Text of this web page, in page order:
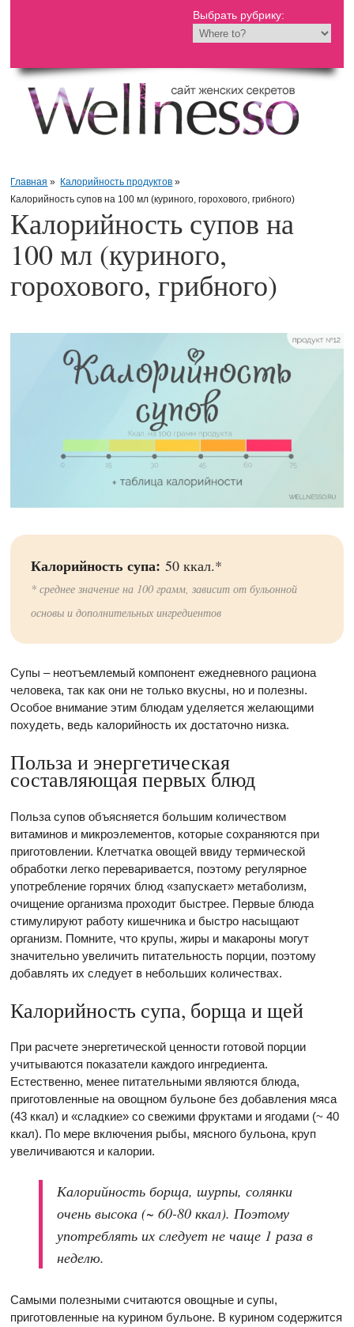
Выбрать рубрику:
Главная » Калорийность продуктов »
Калорийность супов на 100 мл (куриного, горохового, грибного)
Калорийность супов на
100 мл (куриного,
горохового, грибного)
Калорийность супа: 50 ккал.*
* среднее значение на 100 грамм, зависит от бульонной
основы и дополнительных ингредиентов
Супы – неотъемлемый компонент ежедневного рациона
человека, так как они не только вкусны, но и полезны.
Особое внимание этим блюдам уделяется желающими
похудеть, ведь калорийность их достаточно низка.
Польза и энергетическая
составляющая первых блюд
Польза супов объясняется большим количеством
витаминов и микроэлементов, которые сохраняются при
приготовлении. Клетчатка овощей ввиду термической
обработки легко переваривается, поэтому регулярное
употребление горячих блюд «запускает» метаболизм,
очищение организма проходит быстрее. Первые блюда
стимулируют работу кишечника и быстро насыщают
организм. Помните, что крупы, жиры и макароны могут
значительно увеличить питательность порции, поэтому
добавлять их следует в небольших количествах.
Калорийность супа, борща и щей
При расчете энергетической ценности готовой порции
учитываются показатели каждого ингредиента.
Естественно, менее питательными являются блюда,
приготовленные на овощном бульоне без добавления мяса
(43 ккал) и «сладкие» со свежими фруктами и ягодами (~ 40
ккал). По мере включения рыбы, мясного бульона, круп
увеличиваются и калории.
Калорийность борща, шурпы, солянки
очень высока (~ 60-80 ккал). Поэтому
употреблять их следует не чаще 1 раза в
неделю.
Самыми полезными считаются овощные и супы,
приготовленные на курином бульоне. В курином содержится